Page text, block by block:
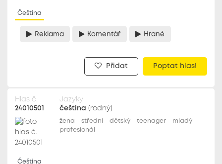
Čeština
Reklama Komentář Hrané
Přidat Poptat hlas!
Hlas č.
24010501
Jazyky
čeština (rodný)
žena střední dětský teenager
mladý
profesionál
Čeština